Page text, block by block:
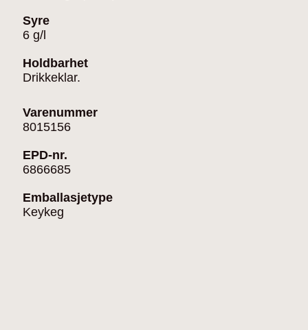
Syre
6 g/l
Holdbarhet
Drikkeklar.
Varenummer
8015156
EPD-nr.
6866685
Emballasjetype
Keykeg